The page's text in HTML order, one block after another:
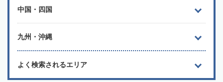
中国・四国
九州・沖縄
よく検索されるエリア